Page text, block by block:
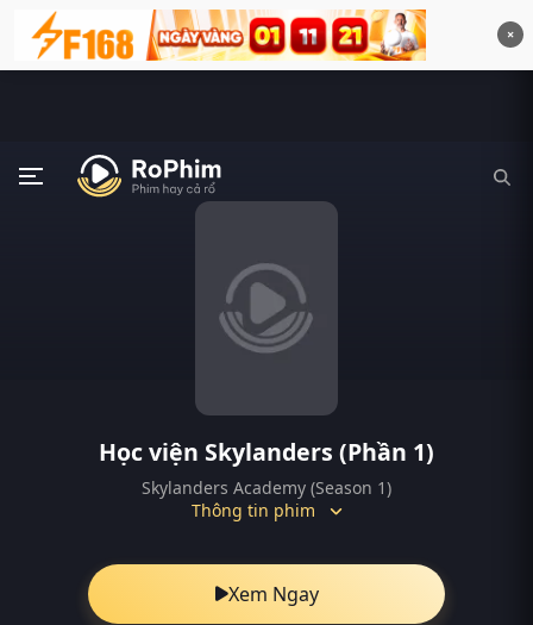
×
Học viện Skylanders (Phần 1)
Skylanders Academy (Season 1)
Thông tin phim
Xem Ngay